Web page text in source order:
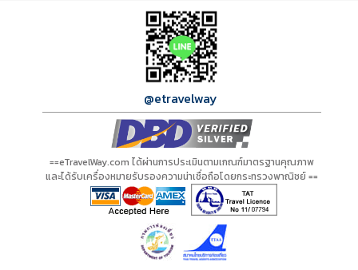
@etravelway
==eTravelWay.com ได้ผ่านการประเมินตามเกณฑ์มาตรฐานคุณภาพ
และได้รับเครื่องหมายรับรองความน่าเชื่อถือโดยกระทรวงพาณิชย์ ==